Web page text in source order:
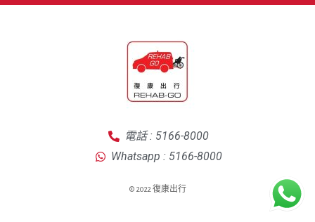
電話 : 5166-8000
Whatsapp : 5166-8000
© 2022 復康出行